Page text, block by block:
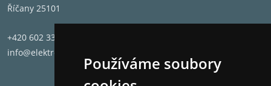
Používáme soubory
Říčany 25101
+420 602 331 662
info@elektronet.cz